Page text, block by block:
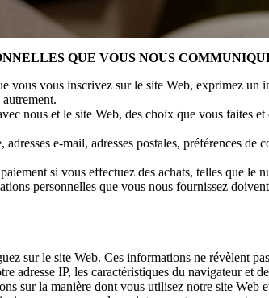
QUE VOUS NOUS
vous inscrivez sur le site Web, exprimez
nous et le site Web, des choix que vous faites
e-mail, adresses postales, préférences de
si vous effectuez des achats, telles que
personnelles que vous nous fournissez
sur le site Web. Ces informations ne révèlent
IP, les caractéristiques du navigateur et
sur la manière dont vous utilisez notre site Web